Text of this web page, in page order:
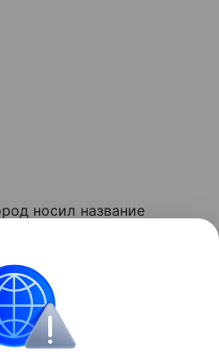
носил название
крепость. В центре города
на котором
собор - одна из
Калининграда.